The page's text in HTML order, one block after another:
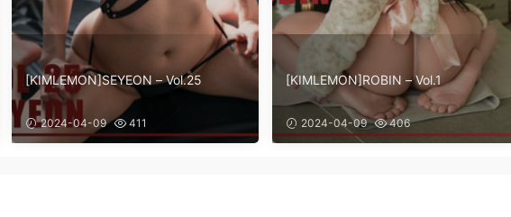
[KIMLEMON]SEYEON – Vol.25
2024-04-09 411
[KIMLEMON]ROBIN – Vol.1
2024-04-09 406